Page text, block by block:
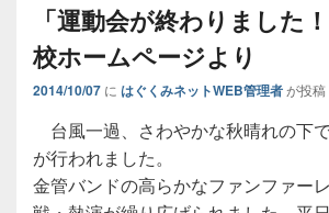
「運動会が終わりました
校ホームページより
2014/10/07 に はぐくみネットWEB管理者が投稿
台風一過、さわやかな秋晴れの下
が行われました。
金管バンドの高らかなファンファー